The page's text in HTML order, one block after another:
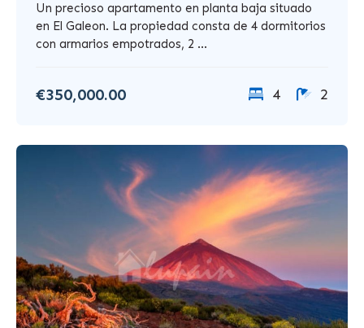
Un precioso apartamento en planta baja situado
en El Galeon. La propiedad consta de 4 dormitorios
con armarios empotrados, 2 ...
€350,000.00 4 2